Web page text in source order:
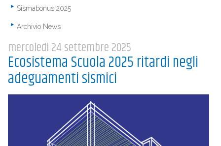
Sismabonus 2025
Archivio News
mercoledì 24 settembre 2025
Ecosistema Scuola 2025 ritardi negli
adeguamenti sismici